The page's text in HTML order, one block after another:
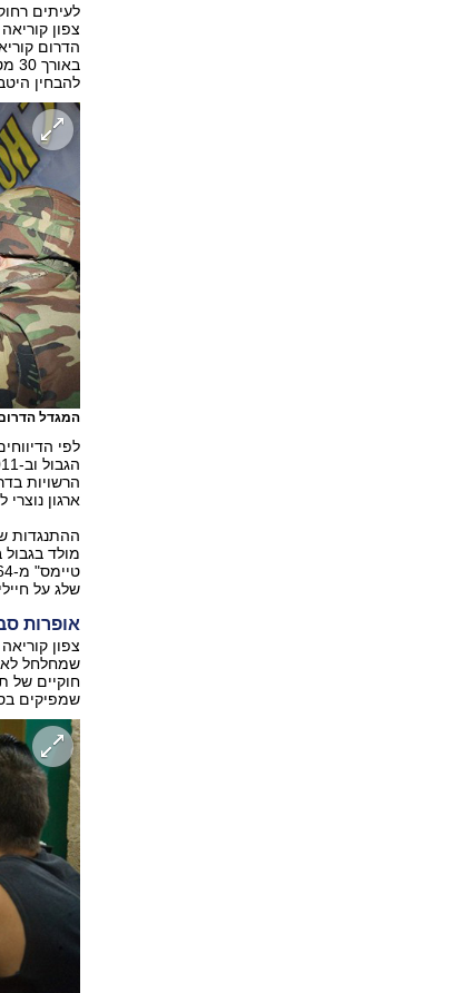
לעיתים
צפון
הדרום
להבחין
המגדל הדרום
לפי
הרשויות
ארגון
ההתנגדות
שלג על
אופרות
צפון
שמחלחל
חוקיים של
שמפיקים